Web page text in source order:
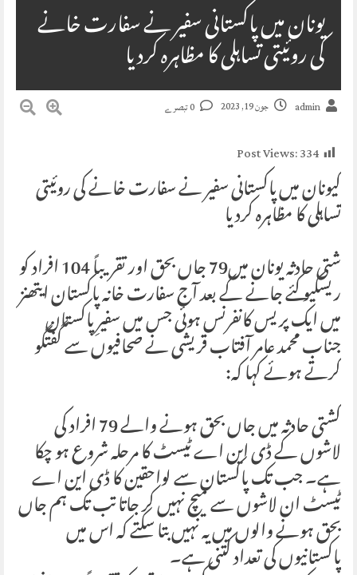
یونان میں پاکستانی سفیر نے سفارت خانے
کی روئیتی تساہلی کا مظاہرہ کردیا
admin جون 19, 2023
Post Views:334
کیونان میں پاکستانی سفیر نے سفارت خانے کی روئیتی
تساہلی کا مظاہرہ کردیا
شتی حادثہ یونان میں79 جاں بحق اور تقریباً 104 افراد کو
ریسکیو کئے جانے کے بعد آج سفارت خانہ پاکستان ایتھنز
میں ایک پریس کانفرنس ہوئی جس میں سفیرِ پاکستان
جناب محمد عامر آفتاب قریشی نے صحافیوں سے گفتگو
کرتے ہوئے کہا کہ:
کشتی حادثہ میں جاں بحق ہونے والے 79 افراد کی
لاشوں کے ڈی این اے ٹیسٹ کا مرحلہ شروع ہو چکا
ہے۔ جب تک پاکستان سے لواحقین کا ڈی این اے
ٹیسٹ ان لاشوں سے میچ نہیں کر جاتا تب تک ہم جاں
بحق ہونے والوں میں یہ نہیں بتا سکتے کہ اس میں
پاکستانیوں کی تعداد کتنی ہے۔